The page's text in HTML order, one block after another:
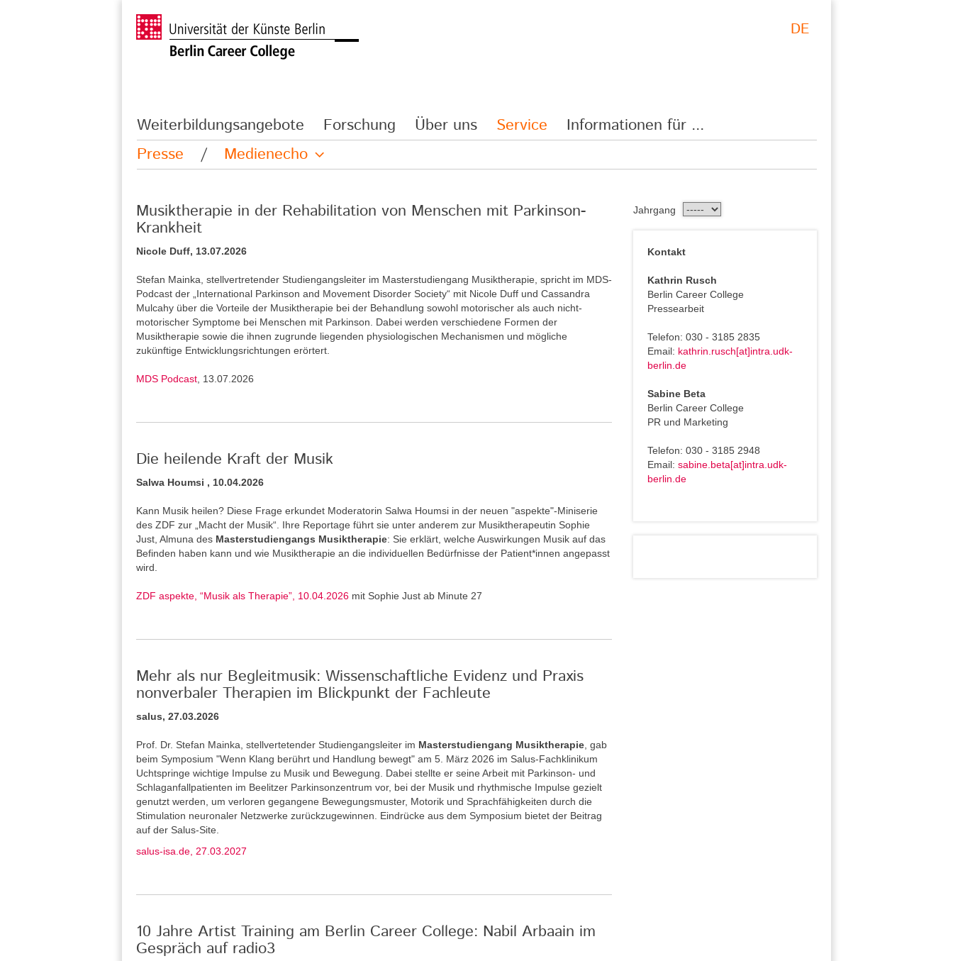
DE
Weiterbildungsangebote Forschung Über uns Service
Informationen für ...
Presse
/ Medienecho
Musiktherapie in der Rehabilitation von Menschen mit Parkinson-
Krankheit
Nicole Duff, 13.07.2026
Stefan Mainka, stellvertretender Studiengangsleiter im Masterstudiengang Musiktherapie, spricht im MDS-
Podcast der „International Parkinson and Movement Disorder Society“ mit Nicole Duff und Cassandra
Mulcahy über die Vorteile der Musiktherapie bei der Behandlung sowohl motorischer als auch nicht-
motorischer Symptome bei Menschen mit Parkinson. Dabei werden verschiedene Formen der
Musiktherapie sowie die ihnen zugrunde liegenden physiologischen Mechanismen und mögliche
zukünftige Entwicklungsrichtungen erörtert.
MDS Podcast , 13.07.2026
Die heilende Kraft der Musik
Salwa Houmsi , 10.04.2026
Kann Musik heilen? Diese Frage erkundet Moderatorin Salwa Houmsi in der neuen "aspekte"-Miniserie
des ZDF zur „Macht der Musik“. Ihre Reportage führt sie unter anderem zur Musiktherapeutin Sophie
Just, Almuna des Masterstudiengangs Musiktherapie: Sie erklärt, welche Auswirkungen Musik auf das
Befinden haben kann und wie Musiktherapie an die individuellen Bedürfnisse der Patient*innen angepasst
wird.
ZDF aspekte, “Musik als Therapie”, 10.04.2026 mit Sophie Just ab Minute 27
Mehr als nur Begleitmusik: Wissenschaftliche Evidenz und Praxis
nonverbaler Therapien im Blickpunkt der Fachleute
salus, 27.03.2026
Prof. Dr. Stefan Mainka, stellvertetender Studiengangsleiter im Masterstudiengang Musiktherapie , gab
beim Symposium "Wenn Klang berührt und Handlung bewegt" am 5. März 2026 im Salus-Fachklinikum
Uchtspringe wichtige Impulse zu Musik und Bewegung. Dabei stellte er seine Arbeit mit Parkinson- und
Schlaganfallpatienten im Beelitzer Parkinsonzentrum vor, bei der Musik und rhythmische Impulse gezielt
genutzt werden, um verloren gegangene Bewegungsmuster, Motorik und Sprachfähigkeiten durch die
Stimulation neuronaler Netzwerke zurückzugewinnen. Eindrücke aus dem Symposium bietet der Beitrag
auf der Salus-Site.
salus-isa.de, 27.03.2027
10 Jahre Artist Training am Berlin Career College: Nabil Arbaain im
Gespräch auf radio3
Jahrgang
Kontakt
Kathrin Rusch
Berlin Career College
Pressearbeit
Telefon: 030 - 3185 2835
Email: kathrin.rusch[at]intra.udk-
berlin.de
Sabine Beta
Berlin Career College
PR und Marketing
Telefon: 030 - 3185 2948
Email:sabine.beta[at]intra.udk-
berlin.de